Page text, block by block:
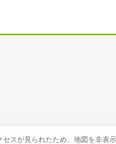
セスが見られたため、地図を非表